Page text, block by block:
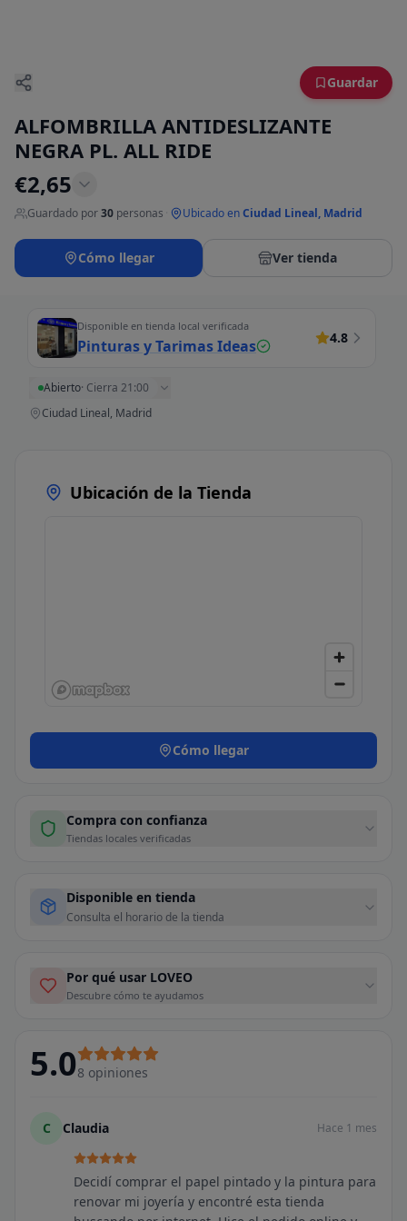
Guardar
ALFOMBRILLA ANTIDESLIZANTE
NEGRA PL. ALL RIDE
€2,65
Guardado por30 personas Ubicado enCiudad Lineal, Madrid
Cómo llegar Ver tienda
Disponible en tienda local verificada
Pinturas y Tarimas Ideas 4.8
Abierto· Cierra 21:00
Ciudad Lineal, Madrid
Ubicación de la Tienda
Cómo llegar
Compra con confianza
Tiendas locales verificadas
Disponible en tienda
Consulta el horario de la tienda
Por qué usar LOVEO
Descubre cómo te ayudamos
5.08 opiniones
C Claudia Hace 1 mes
Decidí comprar el papel pintado y la pintura para
renovar mi joyería y encontré esta tienda